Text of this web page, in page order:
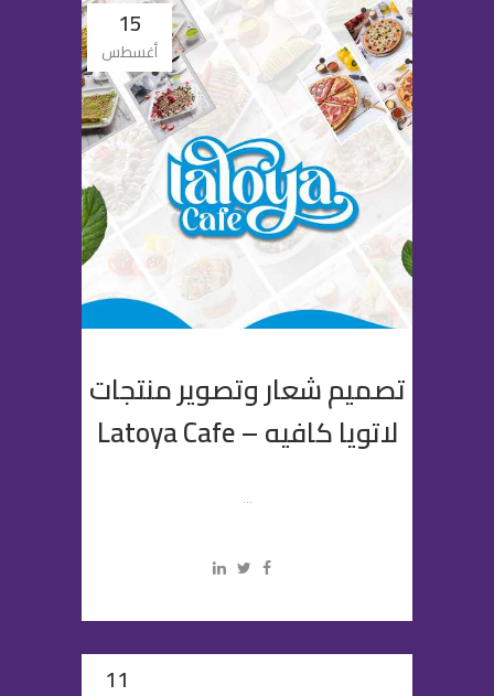
15
أغسطس
تصميم شعار وتصوير منتجات
لاتويا كافيه – Latoya Cafe
...
11